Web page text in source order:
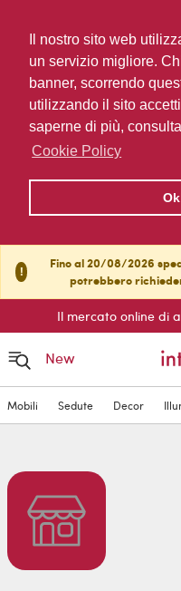
Il nostro sito web
un servizio migliore.
banner, scorrendo
utilizzando il sito
saperne di più,
Cookie Policy
!
Fino al 20/08/2026
potrebbero
Il mercato online di
New
Mobili Sedute Decor